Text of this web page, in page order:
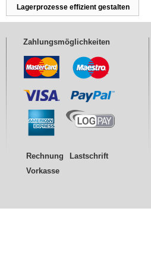
Lagerprozesse effizient gestalten
Zahlungsmöglichkeiten
Rechnung
Lastschrift
Vorkasse